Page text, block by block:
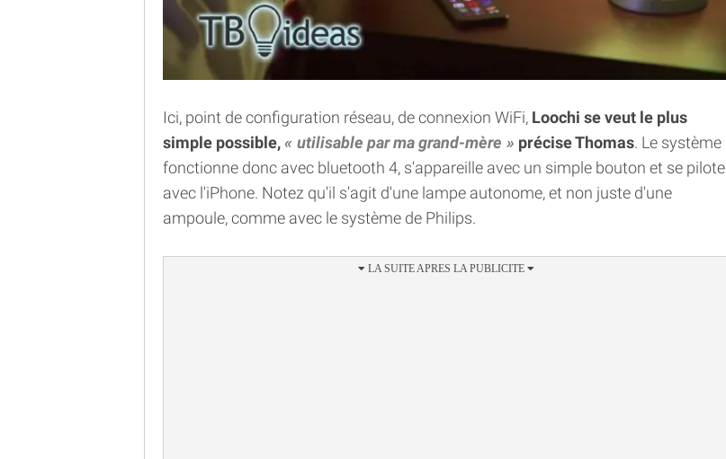
Ici, point de configuration réseau, de connexion WiFi, Loochi se veut le plus
simple possible,
utilisable par ma grand-mère précise Thomas. Le système
fonctionne donc avec bluetooth 4, s'appareille avec un simple bouton et se pilote
avec l'iPhone. Notez qu'il s'agit d'une lampe autonome, et non juste d'une
ampoule, comme avec le système de Philips.